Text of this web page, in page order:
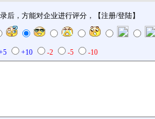
后，方能对企业进行评分，【注册/登陆】
+10 -2 -5 -10